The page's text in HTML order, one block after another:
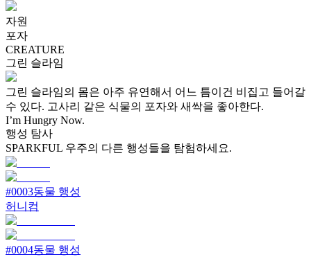
자원
포자
CREATURE
그린 슬라임
그린 슬라임의 몸은 아주 유연해서 어느 틈이건 비집고 들어갈
수 있다. 고사리 같은 식물의 포자와 새싹을 좋아한다.
I’m Hungry Now.
행성 탐사
SPARKFUL 우주의 다른 행성들을 탐험하세요.
#0003동물 행성
허니컴
#0004동물 행성